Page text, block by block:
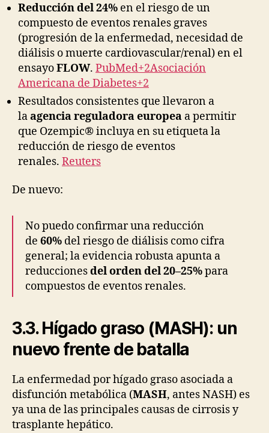
Reducción del 24% en el riesgo de un
compuesto de eventos renales graves
(progresión de la enfermedad, necesidad de
diálisis o muerte cardiovascular/renal) en el
ensayoFLOW. PubMed+2Asociación
Americana de Diabetes+2
Resultados consistentes que llevaron a
laagencia reguladora europea a permitir
que Ozempic® incluya en su etiqueta la
reducción de riesgo de eventos
renales. Reuters
De nuevo:
No puedo confirmar una reducción
de 60% del riesgo de diálisis como cifra
general; la evidencia robusta apunta a
reduccionesdel orden del 20–25%para
compuestos de eventos renales.
3.3. Hígado graso (MASH): un
nuevo frente de batalla
La enfermedad por hígado graso asociada a
disfunción metabólica (MASH, antes NASH) es
ya una de las principales causas de cirrosis y
trasplante hepático.